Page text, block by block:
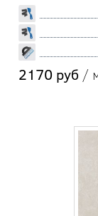
2170 руб /